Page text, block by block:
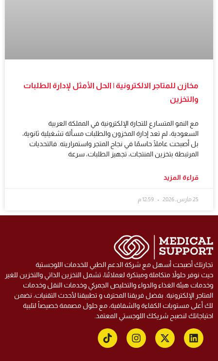
مخازن للمتاجر الالكترونية | الحل الأمثل لإدارة الطلبات
والتخزين
مع النمو المتسارع للتجارة الإلكترونية في المملكة العربية
السعودية، لم تعد إدارة المخزون والطلبات مسألة تشغيلية ثانوية،
بل أصبحت عاملًا حاسمًا في نجاح المتجر واستمراريته. فالتحديات
المرتبطة بتخزين المنتجات، تجهيز الطلبات، سرعة
قراءة المزيد
12:59 م
أصبحت أسهل مع شركة الدعم الطبي للخدمات اللوجستية
نوفر حلولاً متكاملة ومبتكرة لعملائنا، تشمل التخزين الذاتي والتخزين للغير
هيئة الغذاء والدواء والتخليص الجمركي وخدمات النقل وخدمات
الإلكترونية. بفضل فريقنا المحترف و تطبيقنا لأحدث التقنيات، نضمن
أعلى مستويات الكفاءة والشفافية، مع حلول مصممة خصيصاً لتلبية
لنصبح شريكك اللوجستي المعتمد.